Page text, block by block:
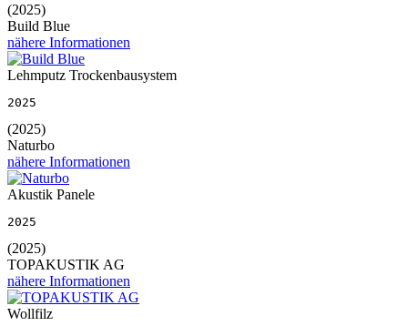
(2025)
Build Blue
nähere Informationen
Lehmputz Trockenbausystem
2025
(2025)
Naturbo
nähere Informationen
Akustik Panele
2025
(2025)
TOPAKUSTIK AG
nähere Informationen
Wollfilz